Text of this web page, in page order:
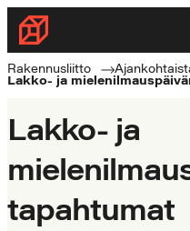
Siirry
suoraan
sisältöön
Rakennusliitto
Rakennusalan
ammattilaisten
Rakennusliitto
Lakko- ja
Lakko- ja
tapahtumat